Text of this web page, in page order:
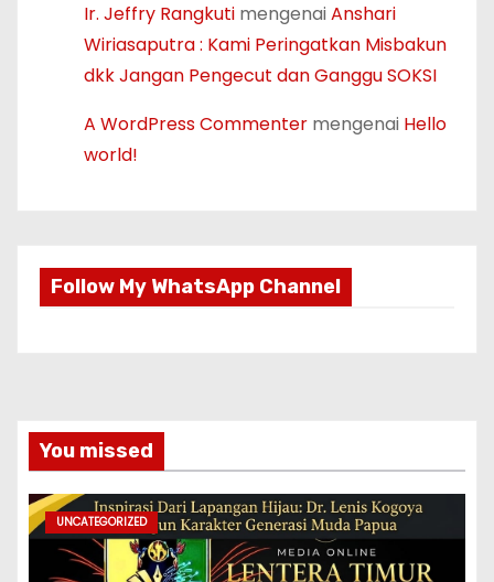
Ir. Jeffry Rangkuti mengenaiAnshari
Wiriasaputra : Kami Peringatkan Misbakun
dkk Jangan Pengecut dan Ganggu SOKSI
A WordPress Commenter mengenai Hello
world!
Follow My WhatsApp Channel
You missed
UNCATEGORIZED